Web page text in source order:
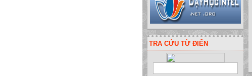
TRA CỨU TỪ ĐIỂN